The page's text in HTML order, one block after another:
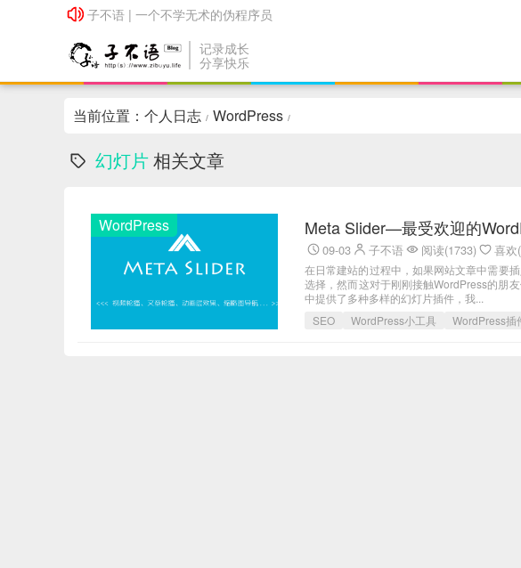
子不语 | 一个不学无术的伪程序员
记录成长
分享快乐
当前位置： 个人日志 / WordPress /
幻灯片相关文章
WordPress Meta Slider—最受欢迎的
09-03 子不语 阅读(1733) 喜欢
在日常建站的过程中，如果网站文章中需要
选择，然而这对于刚刚接触WordPress的朋
中提供了多种多样的幻灯片插件，我...
SEO
WordPress小工具 WordPress插